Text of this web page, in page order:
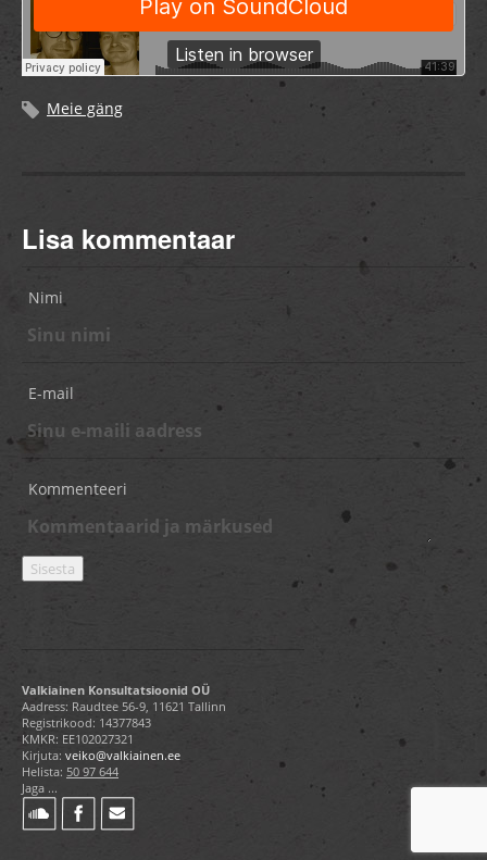
Meie gäng
Lisa kommentaar
Nimi
E-mail
Kommenteeri
Valkiainen Konsultatsioonid OÜ
Aadress: Raudtee 56-9, 11621 Tallinn
Registrikood: 14377843
KMKR: EE102027321
Kirjuta: veiko@valkiainen.ee
Helista: 50 97 644
Jaga ...